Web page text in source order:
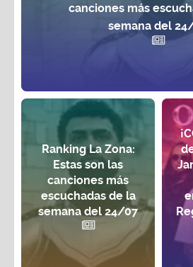
canciones más
semana del
Ranking La Zona:
Estas son las
canciones más
escuchadas de la
semana del 24/07